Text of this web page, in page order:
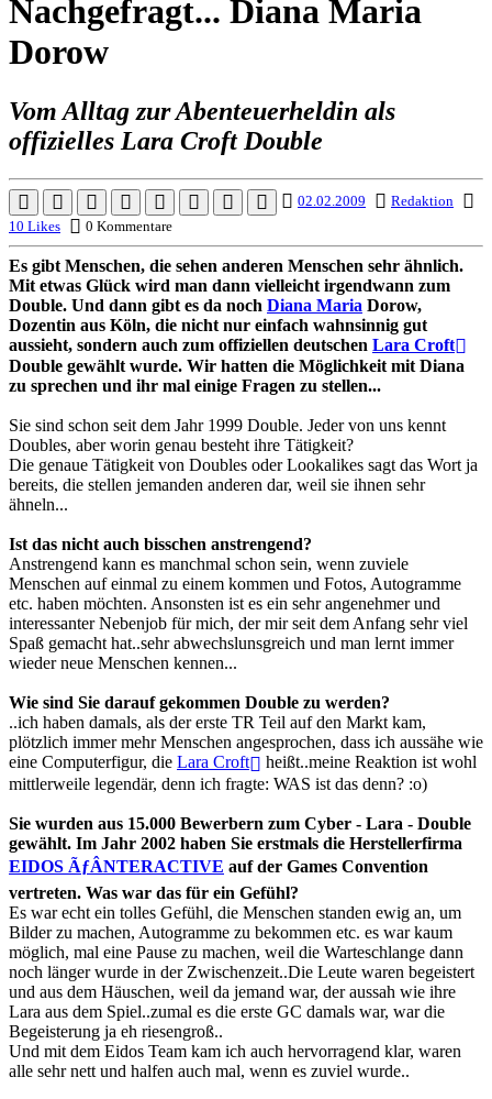
Nachgefragt... Diana Maria
Dorow
Vom Alltag zur Abenteuerheldin als
offizielles Lara Croft Double
02.02.2009
Redaktion
10 Likes
0 Kommentare
Es gibt Menschen, die sehen anderen Menschen sehr ähnlich.
Mit etwas Glück wird man dann vielleicht irgendwann zum
Double. Und dann gibt es da noch Diana Maria Dorow,
Dozentin aus Köln, die nicht nur einfach wahnsinnig gut
aussieht, sondern auch zum offiziellen deutschen Lara Croft
Double gewählt wurde. Wir hatten die Möglichkeit mit Diana
zu sprechen und ihr mal einige Fragen zu stellen...
Sie sind schon seit dem Jahr 1999 Double. Jeder von uns kennt
Doubles, aber worin genau besteht ihre Tätigkeit?
Die genaue Tätigkeit von Doubles oder Lookalikes sagt das Wort ja
bereits, die stellen jemanden anderen dar, weil sie ihnen sehr
ähneln...
Ist das nicht auch bisschen anstrengend?
Anstrengend kann es manchmal schon sein, wenn zuviele
Menschen auf einmal zu einem kommen und Fotos, Autogramme
etc. haben möchten. Ansonsten ist es ein sehr angenehmer und
interessanter Nebenjob für mich, der mir seit dem Anfang sehr viel
Spaß gemacht hat..sehr abwechslunsgreich und man lernt immer
wieder neue Menschen kennen...
Wie sind Sie darauf gekommen Double zu werden?
..ich haben damals, als der erste TR Teil auf den Markt kam,
plötzlich immer mehr Menschen angesprochen, dass ich aussähe wie
eine Computerfigur, die Lara Croft
heißt..meine Reaktion ist wohl
mittlerweile legendär, denn ich fragte: WAS ist das denn? :o)
Sie wurden aus 15.000 Bewerbern zum Cyber - Lara - Double
gewählt. Im Jahr 2002 haben Sie erstmals die Herstellerfirma
EIDOS ÃƒÂNTERACTIVE auf der Games Convention
vertreten. Was war das für ein Gefühl?
Es war echt ein tolles Gefühl, die Menschen standen ewig an, um
Bilder zu machen, Autogramme zu bekommen etc. es war kaum
möglich, mal eine Pause zu machen, weil die Warteschlange dann
noch länger wurde in der Zwischenzeit..Die Leute waren begeistert
und aus dem Häuschen, weil da jemand war, der aussah wie ihre
Lara aus dem Spiel..zumal es die erste GC damals war, war die
Begeisterung ja eh riesengroß..
Und mit dem Eidos Team kam ich auch hervorragend klar, waren
alle sehr nett und halfen auch mal, wenn es zuviel wurde..